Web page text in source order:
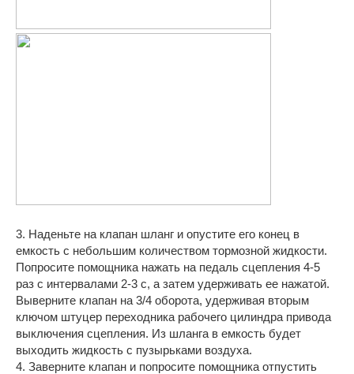
3. Наденьте на клапан шланг и опустите его конец в
емкость с небольшим количеством тормозной жидкости.
Попросите помощника нажать на педаль сцепления 4-5
раз с интервалами 2-3 с, а затем удерживать ее нажатой.
Выверните клапан на 3/4 оборота, удерживая вторым
ключом штуцер переходника рабочего цилиндра привода
выключения сцепления. Из шланга в емкость будет
выходить жидкость с пузырьками воздуха.
4. Заверните клапан и попросите помощника отпустить